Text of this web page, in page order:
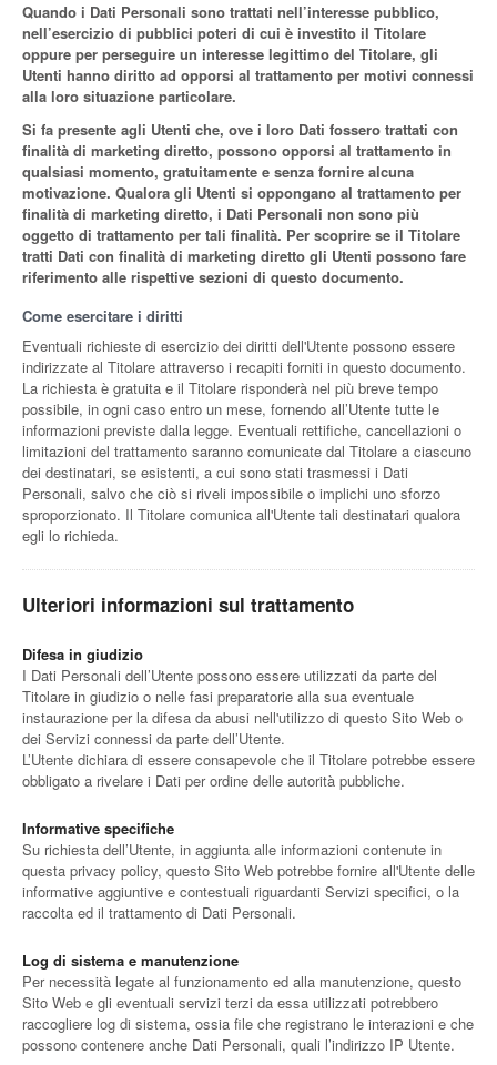
Quando i Dati Personali sono trattati nell’interesse pubblico,
nell’esercizio di pubblici poteri di cui è investito il Titolare
oppure per perseguire un interesse legittimo del Titolare, gli
Utenti hanno diritto ad opporsi al trattamento per motivi connessi
alla loro situazione particolare.
Si fa presente agli Utenti che, ove i loro Dati fossero trattati con
finalità di marketing diretto, possono opporsi al trattamento in
qualsiasi momento, gratuitamente e senza fornire alcuna
motivazione. Qualora gli Utenti si oppongano al trattamento per
finalità di marketing diretto, i Dati Personali non sono più
oggetto di trattamento per tali finalità. Per scoprire se il Titolare
tratti Dati con finalità di marketing diretto gli Utenti possono fare
riferimento alle rispettive sezioni di questo documento.
Come esercitare i diritti
Eventuali richieste di esercizio dei diritti dell'Utente possono essere
indirizzate al Titolare attraverso i recapiti forniti in questo documento.
La richiesta è gratuita e il Titolare risponderà nel più breve tempo
possibile, in ogni caso entro un mese, fornendo all’Utente tutte le
informazioni previste dalla legge. Eventuali rettifiche, cancellazioni o
limitazioni del trattamento saranno comunicate dal Titolare a ciascuno
dei destinatari, se esistenti, a cui sono stati trasmessi i Dati
Personali, salvo che ciò si riveli impossibile o implichi uno sforzo
sproporzionato. Il Titolare comunica all'Utente tali destinatari qualora
egli lo richieda.
Ulteriori informazioni sul trattamento
Difesa in giudizio
I Dati Personali dell’Utente possono essere utilizzati da parte del
Titolare in giudizio o nelle fasi preparatorie alla sua eventuale
instaurazione per la difesa da abusi nell'utilizzo di questo Sito Web o
dei Servizi connessi da parte dell’Utente.
L’Utente dichiara di essere consapevole che il Titolare potrebbe essere
obbligato a rivelare i Dati per ordine delle autorità pubbliche.
Informative specifiche
Su richiesta dell’Utente, in aggiunta alle informazioni contenute in
questa privacy policy, questo Sito Web potrebbe fornire all'Utente delle
informative aggiuntive e contestuali riguardanti Servizi specifici, o la
raccolta ed il trattamento di Dati Personali.
Log di sistema e manutenzione
Per necessità legate al funzionamento ed alla manutenzione, questo
Sito Web e gli eventuali servizi terzi da essa utilizzati potrebbero
raccogliere log di sistema, ossia file che registrano le interazioni e che
possono contenere anche Dati Personali, quali l’indirizzo IP Utente.